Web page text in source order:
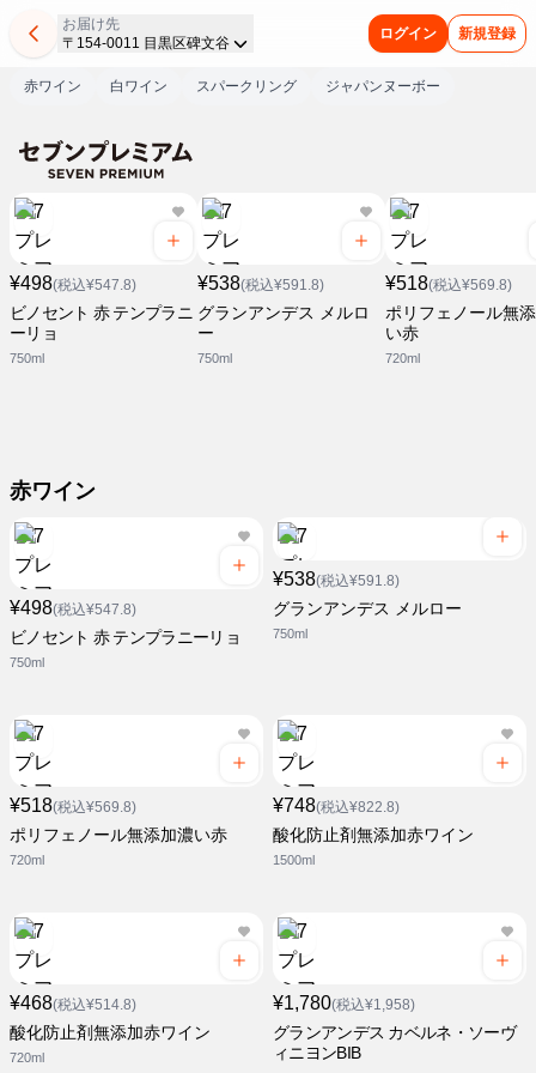
お届け先
〒154-0011 目黒区碑文谷
ログイン 新規登録
赤ワイン 白ワイン スパークリング ジャパンヌーボー
¥498(税込¥547.8)
ビノセント 赤 テンプラニ
ーリョ
750ml
¥538(税込¥591.8)
グランアンデス メルロ
ー
750ml
¥518(税込¥569.8)
ポリフェノール無
い赤
720ml
赤ワイン
¥498(税込¥547.8)
ビノセント 赤 テンプラニーリョ
750ml
¥538(税込¥591.8)
グランアンデス メルロー
750ml
¥518(税込¥569.8)
ポリフェノール無添加濃い赤
720ml
¥748(税込¥822.8)
酸化防止剤無添加赤ワイン
1500ml
¥468(税込¥514.8)
酸化防止剤無添加赤ワイン
720ml
¥1,780(税込¥1,958)
グランアンデス カベルネ・ソーヴ
ィニヨンBIB